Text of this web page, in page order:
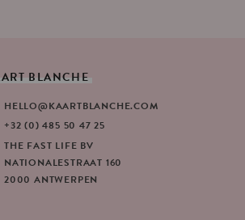
BLANCHE
HELLO@KAARTBLANCHE.COM
+32 (0) 485 50 47 25
THE FAST LIFE BV
NATIONALESTRAAT 160
2000 ANTWERPEN